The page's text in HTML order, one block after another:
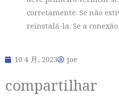
corretamente. Se não
reinstalá-la. Se a
10 4 月, 2023 joe
compartilhar